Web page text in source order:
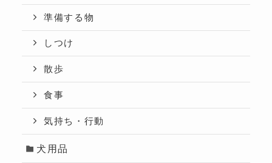
準備する物
しつけ
散歩
食事
気持ち・行動
犬用品